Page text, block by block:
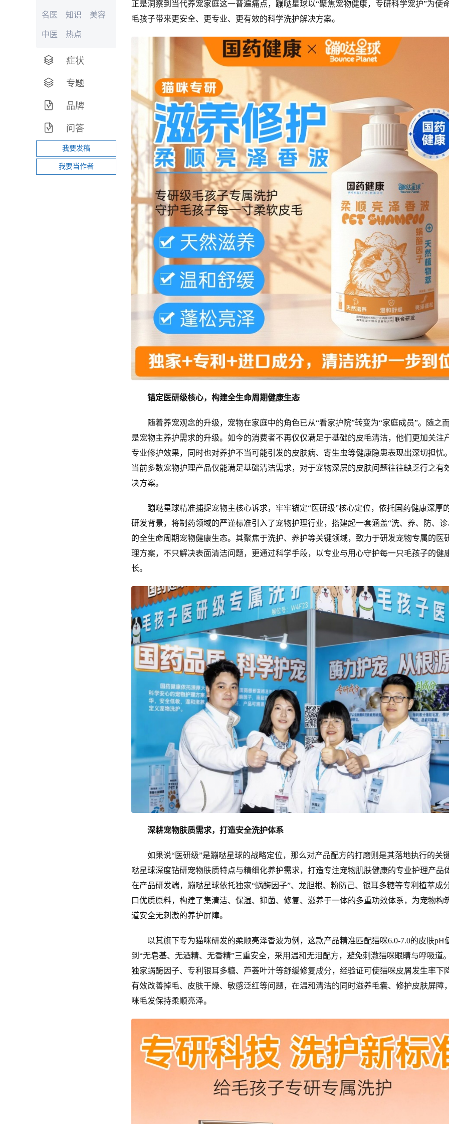
正是洞察到当代养宠家庭这一普遍痛点，蹦哒星球以“聚焦宠物健康，专研科学宠护”为使
毛孩子带来更安全、更专业、更有效的科学洗护解决方案。
锚定医研级核心，构建全生命周期健康生态
随着养宠观念的升级，宠物在家庭中的角色已从“看家护院”转变为“家庭成员”。随之
是宠物主养护需求的升级。如今的消费者不再仅仅满足于基础的皮毛清洁，他们更加关注
专业修护效果，同时也对养护不当可能引发的皮肤病、寄生虫等健康隐患表现出深切担忧
当前多数宠物护理产品仅能满足基础清洁需求，对于宠物深层的皮肤问题往往缺乏行之有
决方案。
蹦哒星球精准捕捉宠物主核心诉求，牢牢锚定“医研级”核心定位，依托国药健康深厚
研发背景，将制药领域的严谨标准引入了宠物护理行业，搭建起一套涵盖“洗、养、防、诊
的全生命周期宠物健康生态。其聚焦于洗护、养护等关键领域，致力于研发宠物专属的医
理方案，不只解决表面清洁问题，更通过科学手段，以专业与用心守护每一只毛孩子的健
长。
深耕宠物肤质需求，打造安全洗护体系
如果说“医研级”是蹦哒星球的战略定位，那么对产品配方的打磨则是其落地执行的关
哒星球深度钻研宠物肤质特点与精细化养护需求，打造专注宠物肌肤健康的专业护理产品
在产品研发端，蹦哒星球依托独家“蜗酶因子”、龙胆根、粉防己、银耳多糖等专利植萃成
口优质原料，构建了集清洁、保湿、抑菌、修复、滋养于一体的多重功效体系，为宠物构
道安全无刺激的养护屏障。
以其旗下专为猫咪研发的柔顺亮泽香波为例，这款产品精准匹配猫咪6.0-7.0的皮肤pH
到“无皂基、无酒精、无香精”三重安全，采用温和无泪配方，避免刺激猫咪眼睛与呼吸道
独家蜗酶因子、专利银耳多糖、芦荟叶汁等舒缓修复成分，经验证可使猫咪皮屑发生率下
有效改善掉毛、皮肤干燥、敏感泛红等问题，在温和清洁的同时滋养毛囊、修护皮肤屏障
咪毛发保持柔顺亮泽。
名医 知识 美容
中医 热点
症状
专题
品牌
问答
我要发稿
我要当作者